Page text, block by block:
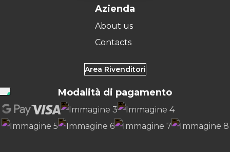
Azienda
About us
Contacts
Area Rivenditori
Modalità di pagamento